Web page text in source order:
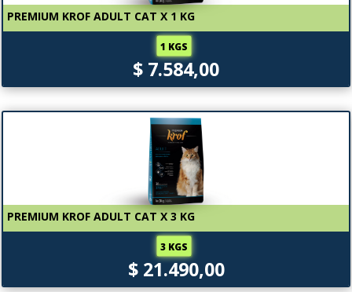
PREMIUM KROF ADULT CAT X 1 KG
1 KGS
$ 7.584,00
PREMIUM KROF ADULT CAT X 3 KG
3 KGS
$ 21.490,00